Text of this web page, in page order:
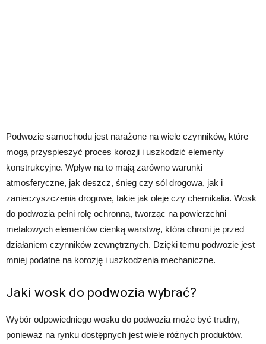
Podwozie samochodu jest narażone na wiele czynników, które
mogą przyspieszyć proces korozji i uszkodzić elementy
konstrukcyjne. Wpływ na to mają zarówno warunki
atmosferyczne, jak deszcz, śnieg czy sól drogowa, jak i
zanieczyszczenia drogowe, takie jak oleje czy chemikalia. Wosk
do podwozia pełni rolę ochronną, tworząc na powierzchni
metalowych elementów cienką warstwę, która chroni je przed
działaniem czynników zewnętrznych. Dzięki temu podwozie jest
mniej podatne na korozję i uszkodzenia mechaniczne.
Jaki wosk do podwozia wybrać?
Wybór odpowiedniego wosku do podwozia może być trudny,
ponieważ na rynku dostępnych jest wiele różnych produktów.